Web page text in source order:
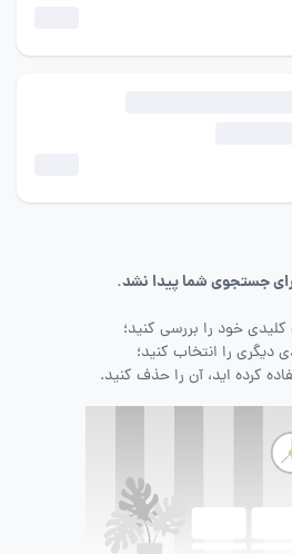
جستجوی شما پیدا نشد.
خود را بررسی کنید؛
دیگری را انتخاب کنید؛
کرده اید، آن را حذف کنید.